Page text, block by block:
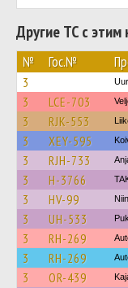
Другие ТС с
№ Гос.№
3
3 LCE-703
3 RJK-553
3 XEY-595
3 RJH-733
3 H-3766
3 HV-99
3 UH-533
3 RH-269
3 RH-269
3 OR-439